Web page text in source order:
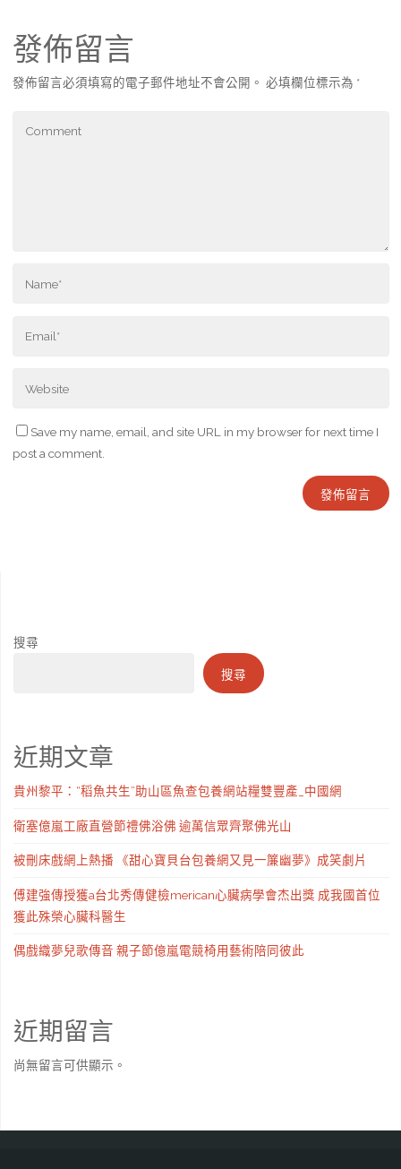
發佈留言
發佈留言必須填寫的電子郵件地址不會公開。 必填欄位標示為 *
Save my name, email, and site URL in my browser for next time I
post a comment.
搜尋
搜尋
近期文章
貴州黎平：“稻魚共生”助山區魚查包養網站糧雙豐產_中國網
衛塞億嵐工廠直營節禮佛浴佛 逾萬信眾齊聚佛光山
被刪床戲網上熱播 《甜心寶貝台包養網又見一簾幽夢》成笑劇片
傅建強傳授獲a台北秀傳健檢merican心臟病學會杰出獎 成我國首位
獲此殊榮心臟科醫生
偶戲織夢兒歌傳音 親子節億嵐電競椅用藝術陪同彼此
近期留言
尚無留言可供顯示。